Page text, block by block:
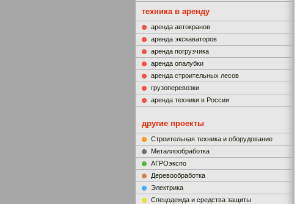
техника в аренду
аренда автокранов
аренда экскаваторов
аренда погрузчика
аренда опалубки
аренда строительных лесов
грузоперевозки
аренда техники в России
другие проекты
Строительная техника и оборудование
Металлообработка
АГРОэкспо
Деревообработка
Электрика
Cпецодежда и средства защиты